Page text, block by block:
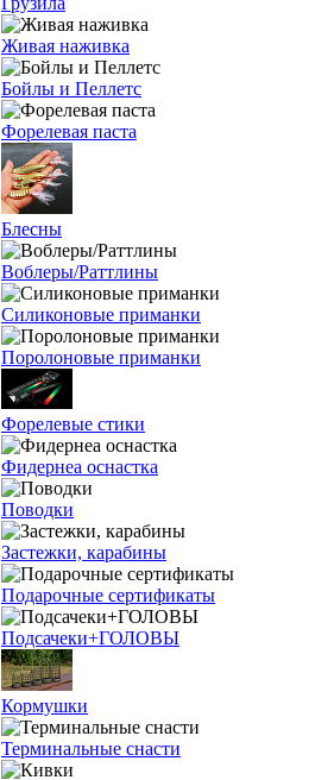
Живая наживка
Бойлы и Пеллетс
Форелевая паста
Блесны
Воблеры/Раттлины
Силиконовые приманки
Поролоновые приманки
Форелевые стики
Фидернеа оснастка
Поводки
Застежки, карабины
Подарочные сертификаты
Подсачеки+ГОЛОВЫ
Кормушки
Терминальные снасти